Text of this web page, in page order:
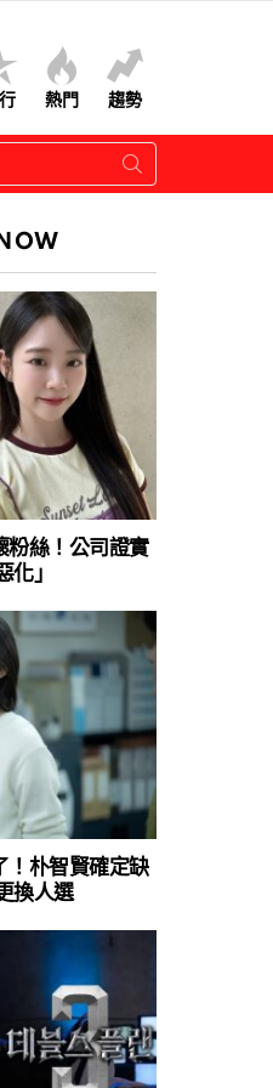
熱門 趨勢
絲！公司證實
化」
！朴智賢確定缺
換人選